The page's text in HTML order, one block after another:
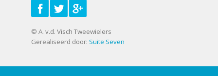
© A. v.d. Visch Tweewielers
Gerealiseerd door: Suite Seven